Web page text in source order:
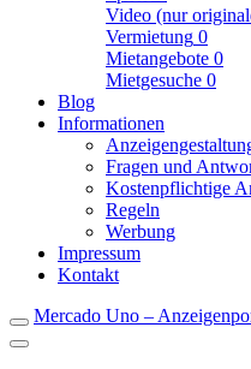
Video (nur
Vermietung 0
Mietangebote 0
Mietgesuche 0
Blog
Informationen
Fragen und
Kostenpflichtige
Regeln
Werbung
Impressum
Kontakt
Mercado Uno –